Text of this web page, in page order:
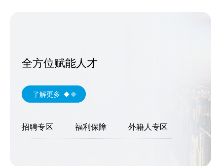
全方位赋能人才
了解更多
招聘专区 福利保障 外籍人专区